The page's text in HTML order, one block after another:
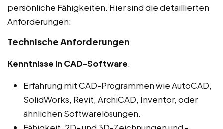
persönliche Fähigkeiten. Hier sind die detaillierten
Anforderungen:
Technische Anforderungen
Kenntnisse in CAD-Software:
Erfahrung mit CAD-Programmen wie AutoCAD,
SolidWorks, Revit, ArchiCAD, Inventor, oder
ähnlichen Softwarelösungen.